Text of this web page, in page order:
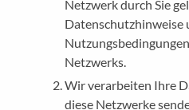
Netzwerk durch Sie
Datenschutzhinweise
Netzwerks.
Wir verarbeiten Ihre
diese Netzwerke